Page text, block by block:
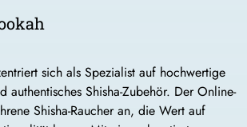
sich als Spezialist auf hochwertige
authentisches Shisha-Zubehör. Der Online-
Shisha-Raucher an, die Wert auf